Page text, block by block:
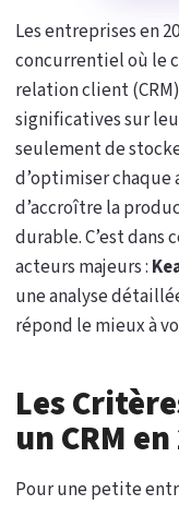
Les entreprises en
concurrentiel où le
relation client
significatives sur
seulement de
d’optimiser chaque
d’accroître la
durable. C’est
acteurs majeurs :
une analyse
répond le mieux à
Les
un CRM
Pour une petite